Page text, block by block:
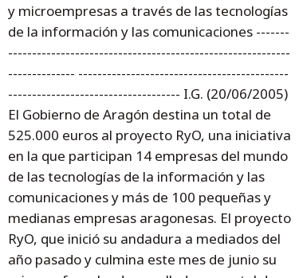
y microempresas a través de las tecnologías
de la información y las comunicaciones -------
-----------------------------------------------------------
-------------- --------------------------------------------
------------------------------------ I.G. (20/06/2005)
El Gobierno de Aragón destina un total de
525.000 euros al proyecto RyO, una iniciativa
en la que participan 14 empresas del mundo
de las tecnologías de la información y las
comunicaciones y más de 100 pequeñas y
medianas empresas aragonesas. El proyecto
RyO, que inició su andadura a mediados del
año pasado y culmina este mes de junio su